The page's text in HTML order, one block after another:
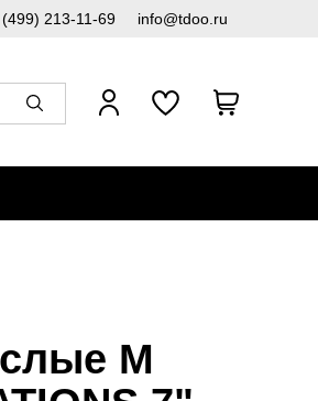
213-11-69 info@tdoo.ru
M